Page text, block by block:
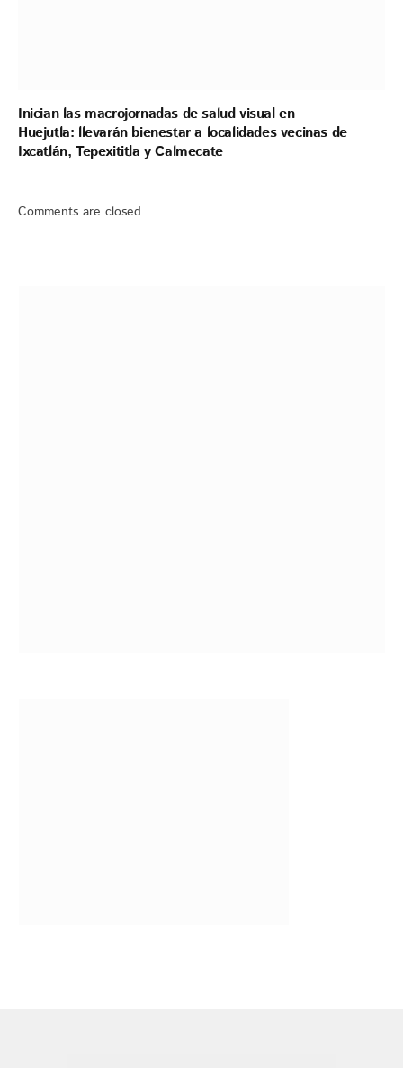
Inician las macrojornadas de salud visual en
Huejutla: llevarán bienestar a localidades vecinas de
Ixcatlán, Tepexititla y Calmecate
Comments are closed.